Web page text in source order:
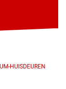
HUISDEUREN